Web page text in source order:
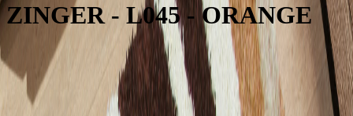
ZINGER - L045 - ORANGE